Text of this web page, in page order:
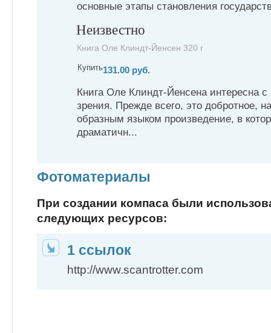
основные этапы становления
Неизвестно
Книга Оле Клиндт-Йенсен 320 г
Купить131.00 руб.
Книга Оле Клиндт-Йенсена интересна с
зрения. Прежде всего, это добротное,
образным языком произведение, в
драматичн...
Фотоматериалы
При создании компаса были
следующих ресурсов:
1 ссылок
http://www.scantrotter.com